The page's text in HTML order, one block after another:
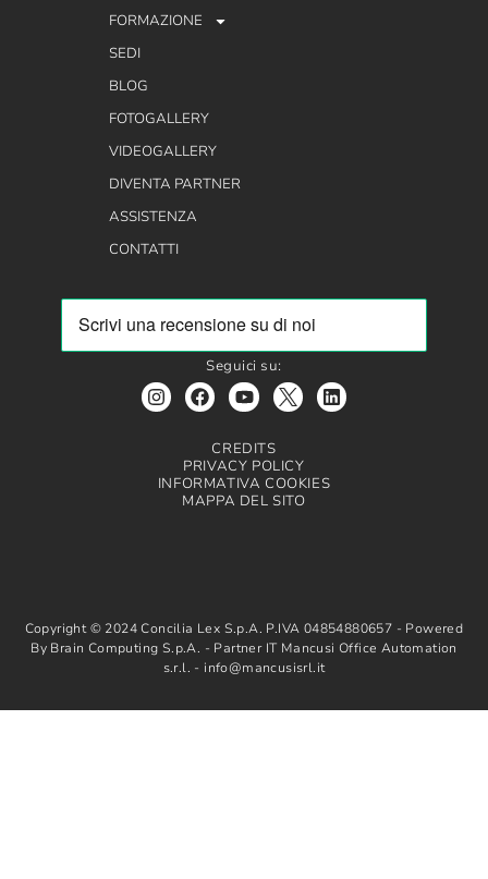
FORMAZIONE
SEDI
BLOG
FOTOGALLERY
VIDEOGALLERY
DIVENTA PARTNER
ASSISTENZA
CONTATTI
Seguici su:
CREDITS
PRIVACY POLICY
INFORMATIVA COOKIES
MAPPA DEL SITO
Copyright © 2024 Concilia Lex S.p.A. P.IVA 04854880657 - Powered
By Brain Computing S.p.A. - Partner IT Mancusi Office Automation
s.r.l. - info@mancusisrl.it